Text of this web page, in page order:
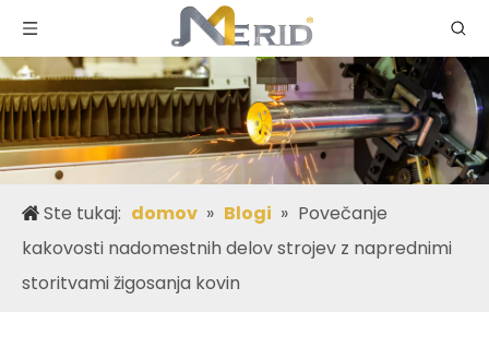
Ste tukaj: domov » Blogi » Povečanje
kakovosti nadomestnih delov strojev z naprednimi
storitvami žigosanja kovin